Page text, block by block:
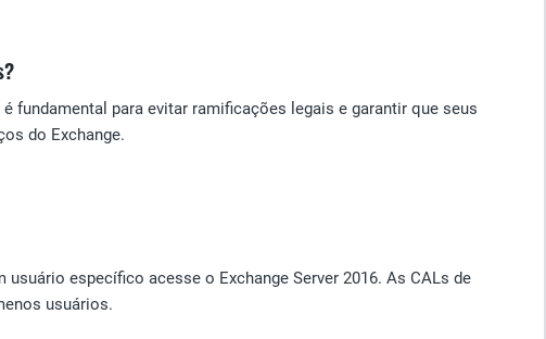
fundamental para evitar ramificações legais e garantir que seus
do Exchange.
específico acesse o Exchange Server 2016. As CALs de
usuários.